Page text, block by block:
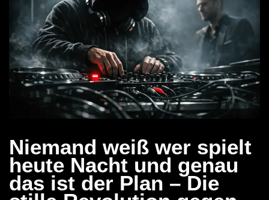
Niemand weiß wer spielt
heute Nacht und genau
das ist der Plan – Die